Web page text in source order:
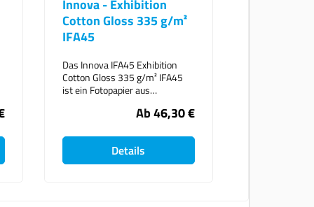
Innova - Exhibition
Cotton Gloss 335 g/m²
IFA45
Das Innova IFA45 Exhibition
Cotton Gloss 335 g/m² IFA45
ist ein Fotopapier aus
Vorbild eines traditionellen
Dunkelkammer modelliert
wurde. Es ist ein natürliches
weißes ultra glattes Papier mit
Ab46,30 €
Details